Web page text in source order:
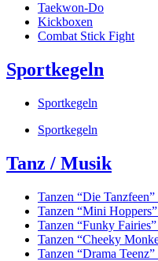
Taekwon-Do
Kickboxen
Combat Stick Fight
Sportkegeln
Sportkegeln
Sportkegeln
Tanz / Musik
Tanzen “Die Tanzfeen”
Tanzen “Mini
Tanzen “Funky
Tanzen “Cheeky
Tanzen “Drama